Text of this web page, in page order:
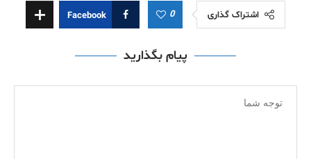
اشتراک گذاری 0
Facebook
پیام بگذارید